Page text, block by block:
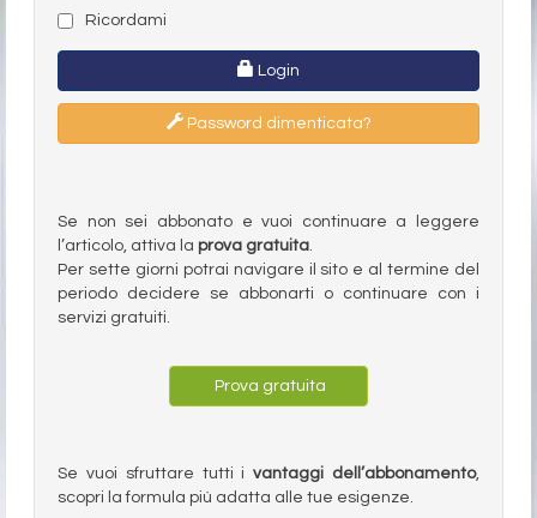
Ricordami
Login
Password dimenticata?
Se non sei abbonato e vuoi continuare a leggere
l’articolo, attiva la prova gratuita.
Per sette giorni potrai navigare il sito e al termine del
periodo decidere se abbonarti o continuare con i
servizi gratuiti.
Prova gratuita
Se vuoi sfruttare tutti ivantaggi dell’abbonamento,
scopri la formula più adatta alle tue esigenze.